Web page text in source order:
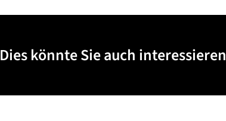
Dies könnte Sie auch interessieren